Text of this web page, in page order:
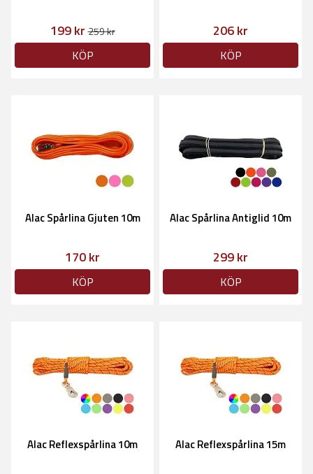
199 kr259 kr
KÖP
206 kr
KÖP
Alac Spårlina Gjuten 10m
170 kr
KÖP
Alac Spårlina Antiglid 10m
299 kr
KÖP
Alac Reflexspårlina 10m Alac Reflexspårlina 15m